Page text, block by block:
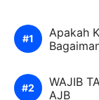
Apakah
WAJIB
AJB